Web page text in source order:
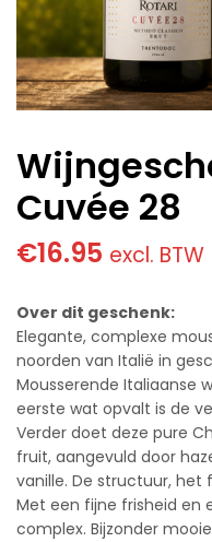
Cuvée 28
€16.95 excl. BTW
Over dit geschenk:
Elegante, complexe
noorden van Italië in
Mousserende Italiaanse
eerste wat opvalt is de
Verder doet deze pure
fruit, aangevuld door
vanille. De structuur, het
Met een fijne frisheid en
complex. Bijzonder